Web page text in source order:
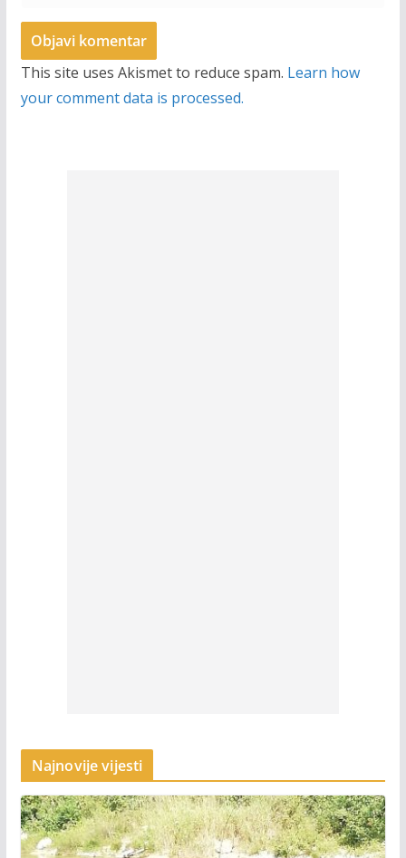
This site uses Akismet to reduce spam. Learn how
your comment data is processed.
Najnovije vijesti